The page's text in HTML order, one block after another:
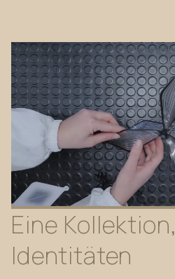
Eine Kollektion,
Identitäten